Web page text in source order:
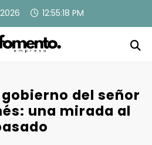
12:55:19 PM
del señor
una mirada al